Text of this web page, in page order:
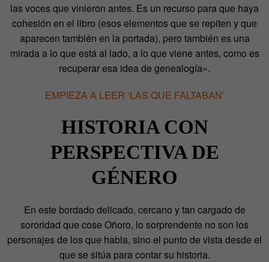
las voces que vinieron antes. Es un recurso para que haya
cohesión en el libro (esos elementos que se repiten y que
aparecen también en la portada), pero también es una
mirada a lo que está al lado, a lo que viene antes, como es
recuperar esa idea de genealogía».
EMPIEZA A LEER ‘LAS QUE FALTABAN’
HISTORIA CON
PERSPECTIVA DE
GÉNERO
En este bordado delicado, cercano y tan cargado de
sororidad que cose Oñoro, lo sorprendente no son los
personajes de los que habla, sino el punto de vista desde el
que se sitúa para contar su historia.